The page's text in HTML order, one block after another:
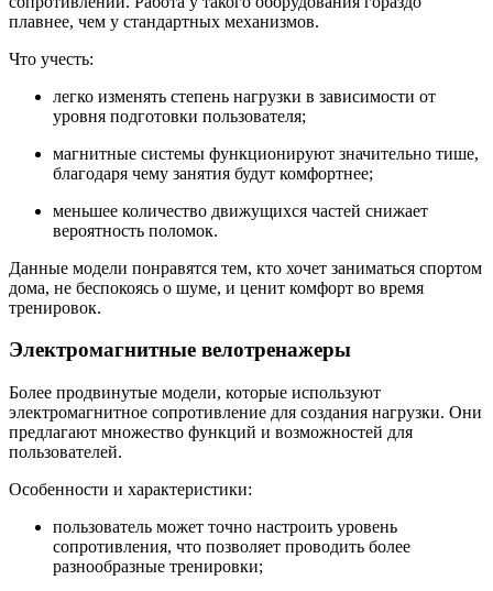
плавнее, чем у стандартных механизмов.
Что учесть:
легко изменять степень нагрузки в зависимости от
уровня подготовки пользователя;
магнитные системы функционируют значительно тише,
благодаря чему занятия будут комфортнее;
меньшее количество движущихся частей снижает
вероятность поломок.
Данные модели понравятся тем, кто хочет заниматься спортом
дома, не беспокоясь о шуме, и ценит комфорт во время
тренировок.
Электромагнитные велотренажеры
Более продвинутые модели, которые используют
электромагнитное сопротивление для создания нагрузки. Они
предлагают множество функций и возможностей для
пользователей.
Особенности и характеристики:
пользователь может точно настроить уровень
сопротивления, что позволяет проводить более
разнообразные тренировки;